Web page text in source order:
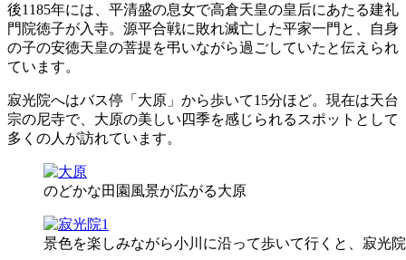
後1185年には、平清盛の息女で高倉天皇の皇后にあたる建礼
門院徳子が入寺。源平合戦に敗れ滅亡した平家一門と、自身
の子の安徳天皇の菩提を弔いながら過ごしていたと伝えられ
ています。
寂光院へはバス停「大原」から歩いて15分ほど。現在は天台
宗の尼寺で、大原の美しい四季を感じられるスポットとして
多くの人が訪れています。
のどかな田園風景が広がる大原
景色を楽しみながら小川に沿って歩いて行くと、寂光